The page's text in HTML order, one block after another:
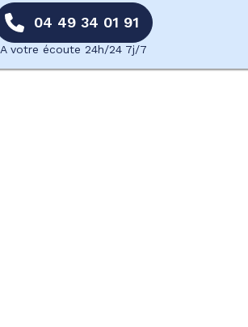
04 49 34 01 91
A votre écoute 24h/24 7j/7